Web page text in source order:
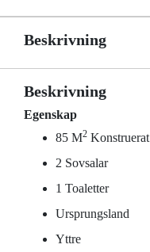
Beskrivning
Beskrivning
Egenskap
85 M2 Konstruerat
2 Sovsalar
1 Toaletter
Ursprungsland
Yttre